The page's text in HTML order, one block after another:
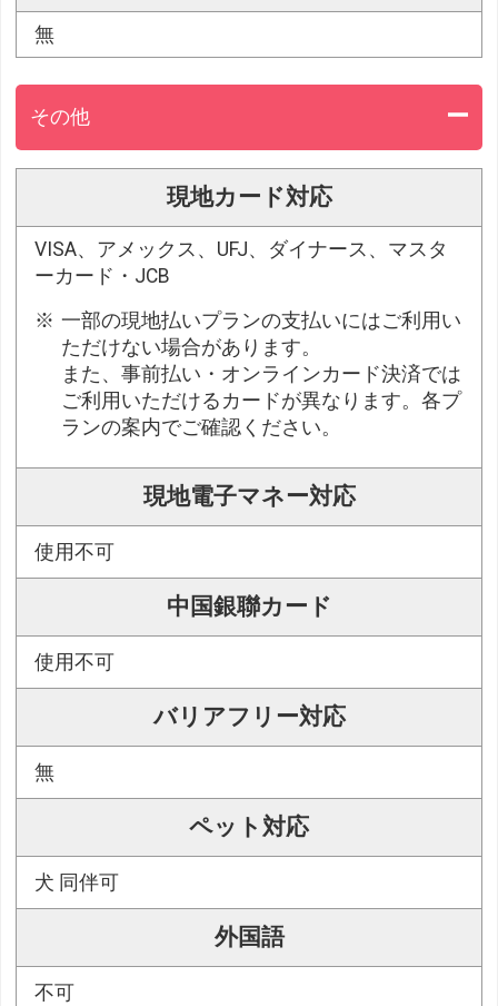
無
その他
現地カード対応
VISA、アメックス、UFJ、ダイナース、マスタ
ーカード・JCB
一部の現地払いプランの支払いにはご利用い
ただけない場合があります。
また、事前払い・オンラインカード決済では
ご利用いただけるカードが異なります。各プ
ランの案内でご確認ください。
現地電子マネー対応
使用不可
中国銀聯カード
使用不可
バリアフリー対応
無
ペット対応
犬 同伴可
外国語
不可